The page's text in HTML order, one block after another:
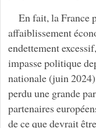
En fait, la France
affaiblissement
endettement
impasse politique
nationale (juin
perdu une grande
partenaires
de ce que devrait